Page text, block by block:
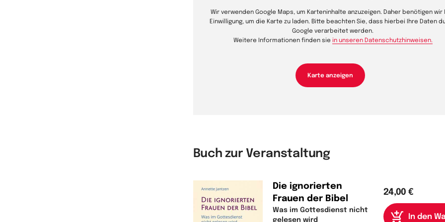
Wir verwenden Google Maps, um Karteninhalte anzuzeigen. Daher benötigen wir
Einwilligung, um die Karte zu laden. Bitte beachten Sie, dass hierbei Ihre Daten
Google verarbeitet werden.
Weitere Informationen finden sie in unseren Datenschutzhinweisen.
Karte anzeigen
Buch zur Veranstaltung
Die ignorierten
Frauen der Bibel
Was im Gottesdienst nicht
gelesen wird
24,00 €